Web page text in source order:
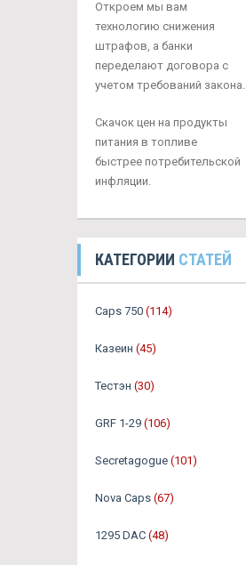
Откроем мы вам
технологию снижения
штрафов, а банки
переделают договора с
учетом требований закона.
Скачок цен на продукты
питания в топливе
быстрее потребительской
инфляции.
КАТЕГОРИИ СТАТЕЙ
Caps 750 (114)
Казеин (45)
Тестэн (30)
GRF 1-29 (106)
Secretagogue (101)
Nova Caps (67)
1295 DAC (48)